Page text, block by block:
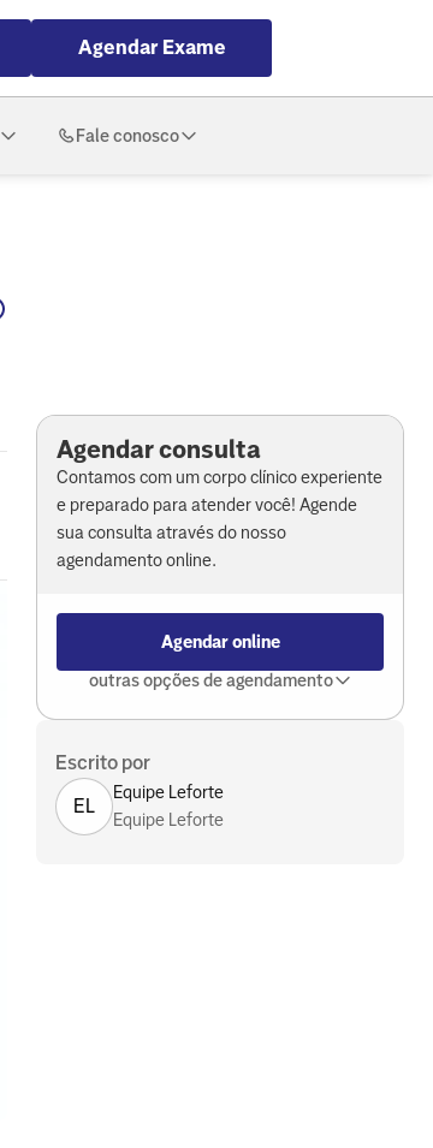
Agendar Exame
Fale conosco
Agendar consulta
Contamos com um corpo clínico experiente
e preparado para atender você! Agende
sua consulta através do nosso
agendamento online.
Agendar online
outras opções de agendamento
Escrito por
EL
Equipe Leforte
Equipe Leforte